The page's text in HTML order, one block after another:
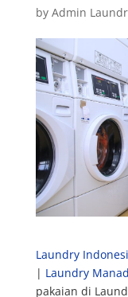
by Admin
Laundry
| Laundry
pakaian di